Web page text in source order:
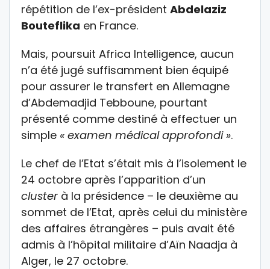
répétition de l’ex-président Abdelaziz
Bouteflika en France.
Mais, poursuit Africa Intelligence, aucun
n’a été jugé suffisamment bien équipé
pour assurer le transfert en Allemagne
d’Abdemadjid Tebboune, pourtant
présenté comme destiné à effectuer un
simple « examen médical approfondi ».
Le chef de l’Etat s’était mis à l’isolement le
24 octobre après l’apparition d’un
cluster à la présidence – le deuxième au
sommet de l’Etat, après celui du ministère
des affaires étrangères – puis avait été
admis à l’hôpital militaire d’Aïn Naadja à
Alger, le 27 octobre.